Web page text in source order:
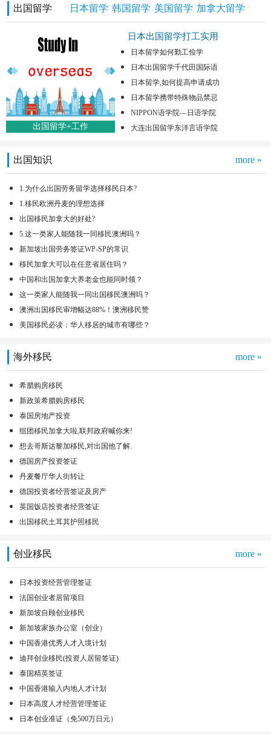
出国留学 日本留学 韩国留学 美国留学 加拿大留学 澳洲
出国留学+工作
日本出国留学打工实用
日本留学如何勤工俭学
日本出国留学千代田国际语
日本留学,如何提高申请成功
日本留学携带特殊物品禁忌
NIPPON语学院—日语学院
大连出国留学东洋言语学院
出国知识 more »
1.为什么出国劳务留学选择移民日本?
1.移民欧洲丹麦的理想选择
出国移民加拿大的好处?
5.这一类家人能随我一同移民澳洲吗？
新加坡出国劳务签证WP-SP的常识
移民加拿大可以在任意省居住吗？
中国和出国加拿大养老金也能同时领？
这一类家人能随我一同出国移民澳洲吗？
澳洲出国移民审增幅达88%！澳洲移民赞
美国移民必读：华人移居的城市有哪些？
海外移民 more »
希腊购房移民
新政策希腊购房移民
泰国房地产投资
组团移民加拿大啦,联邦政府喊你来!
想去哥斯达黎加移民,对出国他了解.
德国房产投资签证
丹麦餐厅华人街转让
德国投资者经营签证及房产
英国饭店投资者经营签证
出国移民土耳其护照移民
创业移民 more »
日本投资经营管理签证
法国创业者居留项目
新加坡自顾创业移民
新加坡家族办公室（创业）
中国香港优秀人才入境计划
迪拜创业移民(投资人居留签证)
泰国精英签证
中国香港输入内地人才计划
日本高度人才经营管理签证
日本创业准证（免500万日元）